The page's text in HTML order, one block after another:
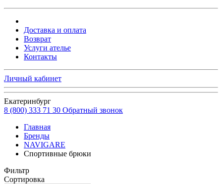
Доставка и оплата
Возврат
Услуги ателье
Контакты
Личный кабинет
Екатеринбург
8 (800) 333 71 30 Обратный звонок
Главная
Бренды
NAVIGARE
Спортивные брюки
Фильтр
Сортировка